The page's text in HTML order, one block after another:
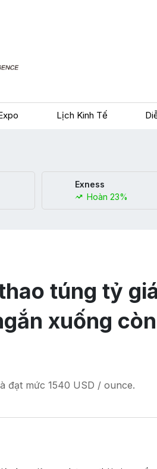
Lịch Kinh Tế
Exness
Hoàn 23%
túng tỷ
xuống
đạt mức 1540 USD / ounce.